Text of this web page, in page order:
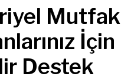
Mutfak
İçin
Destek